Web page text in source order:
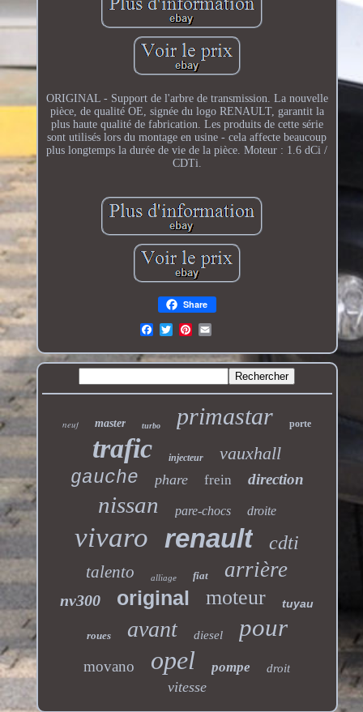
ORIGINAL - Support de l'arbre de transmission. La nouvelle
pièce, de qualité OE, signée du logo RENAULT, garantit la
plus haute qualité de fabrication. Les produits de cette série
sont utilisés lors du montage en usine - cela affecte beaucoup
plus longtemps la durée de vie de la pièce. Moteur : 1.6 dCi /
CDTi.
Share
neuf master turbo primastar porte
trafic injecteur vauxhall
gauche phare frein direction
nissan pare-chocs droite
vivaro renault cdti
talento alliage fiat arrière
nv300 original moteur tuyau
roues avant diesel pour
movano opel pompe droit
vitesse